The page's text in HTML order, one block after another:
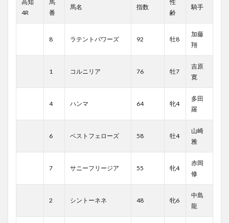
高知
4R
馬
番
馬名 指数
性
齢
騎手
8 ラテントパワーズ 92 牡8
加藤
翔
1 コルニリア 76 牡7
吉原
寛
4 ハンマ 64 牝4
多田
羅
6 ベストフェローズ 58 牡4
山崎
雅
7 サニーフリージア 55 牝4
赤岡
修
2 シントーネネ 48 牝6
中島
龍